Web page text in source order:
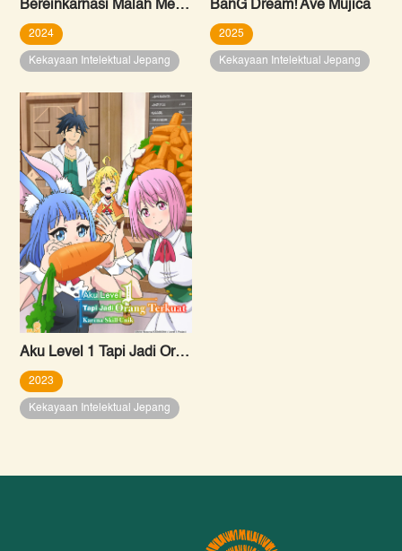
Bereinkarnasi Malah Menjadi Pangeran Ketujuh, jadi Aku Bisa Menyempurnakan Kemampuan Sihirku Sepuasnya
2024
Kekayaan Intelektual Jepang
BanG Dream! Ave Mujica
2025
Kekayaan Intelektual Jepang
Aku Level 1 Tapi Jadi Orang Terkuat Karena Skill Unik
2023
Kekayaan Intelektual Jepang